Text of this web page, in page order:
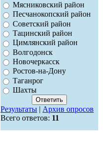
Мясниковский район
Песчанокопский район
Советский район
Тацинский район
Цимлянский район
Волгодонск
Новочеркасск
Ростов-на-Дону
Таганрог
Шахты
Результаты| Архив опросов
Всего ответов: 11